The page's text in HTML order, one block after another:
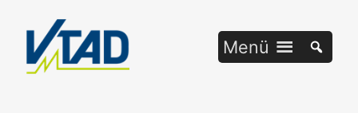
springen
Menü